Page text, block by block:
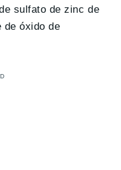
sulfato de zinc de
de óxido de